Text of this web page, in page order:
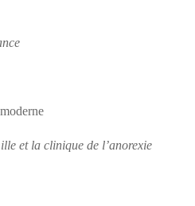
et la clinique de l’anorexie